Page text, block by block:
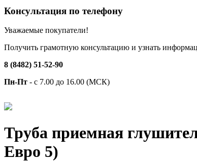
Консультация по телефону
Уважаемые покупатели!
Получить грамотную консультацию и узнать
8 (8482) 51-52-90
Пн-Пт - с 7.00 до 16.00 (МСК)
Труба приемная
Евро 5)